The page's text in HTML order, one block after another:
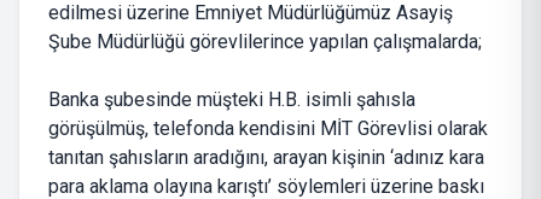
edilmesi üzerine Emniyet Müdürlüğümüz Asayiş
Şube Müdürlüğü görevlilerince yapılan çalışmalarda;
Banka şubesinde müşteki H.B. isimli şahısla
görüşülmüş, telefonda kendisini MİT Görevlisi olarak
tanıtan şahısların aradığını, arayan kişinin ‘adınız kara
para aklama olayına karıştı’ söylemleri üzerine baskı